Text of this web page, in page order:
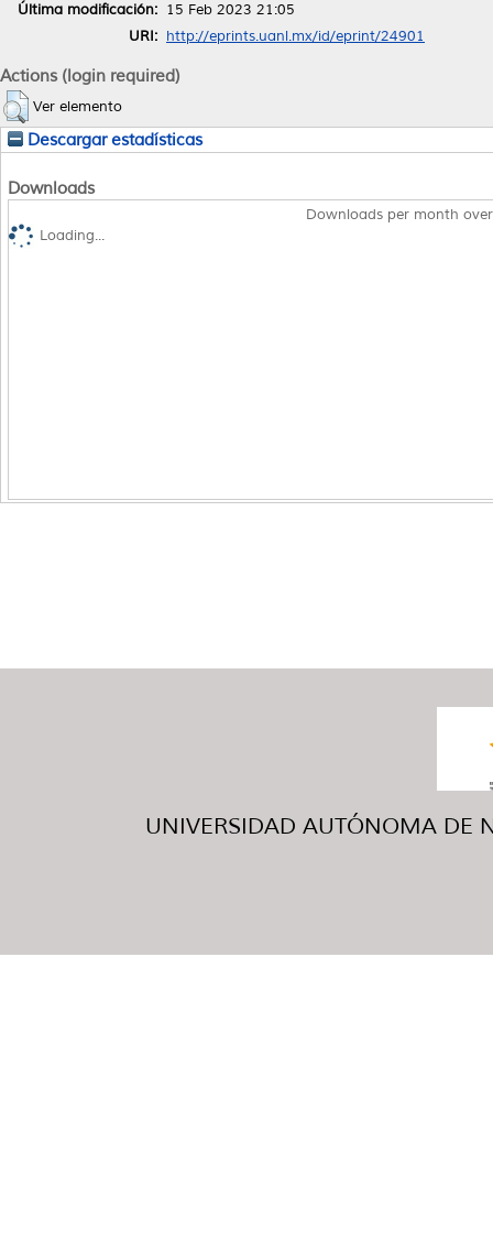
Última modificación: 15 Feb 2023 21:05
URI: http://eprints.uanl.mx/id/eprint/24901
Actions (login required)
Ver elemento
Descargar estadísticas
Downloads
Downloads per month
Loading...
UNIVERSIDAD AUTÓNOMA DE